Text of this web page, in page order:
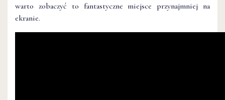
warto zobaczyć to fantastyczne miejsce przynajmniej na
ekranie.